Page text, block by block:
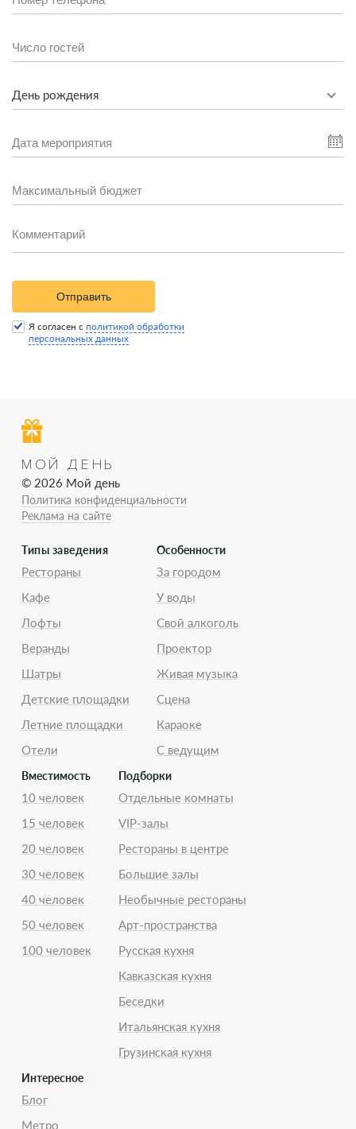
День рождения
Отправить
Я согласен с политикой обработки
персональных данных
МОЙ ДЕНЬ
© 2026 Мой день
Политика конфиденциальности
Реклама на сайте
Типы заведения
Рестораны
Кафе
Лофты
Веранды
Шатры
Детские площадки
Летние площадки
Отели
Особенности
За городом
У воды
Свой алкоголь
Проектор
Живая музыка
Сцена
Караоке
С ведущим
Вместимость
10 человек
15 человек
20 человек
30 человек
40 человек
50 человек
100 человек
Подборки
Отдельные комнаты
VIP-залы
Рестораны в центре
Большие залы
Необычные рестораны
Арт-пространства
Русская кухня
Кавказская кухня
Беседки
Итальянская кухня
Грузинская кухня
Интересное
Блог
Метро